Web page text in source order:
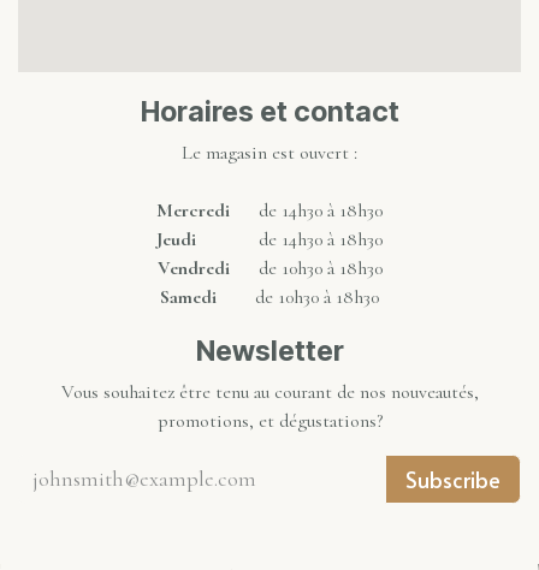
Horaires et contact
Le magasin est ouvert :
Mercredi de 14h30 à 18h30
Jeudi de 14h30 à 18h30
Vendredide 10h30 à 18h30
Samedi de 10h30 à 18h30
Newsletter
Vous souhaitez être tenu au courant de nos nouveautés,
promotions, et dégustations?
Subscribe